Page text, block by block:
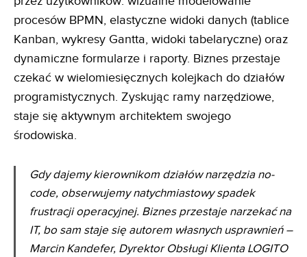
procesów BPMN, elastyczne widoki danych (tablice
Kanban, wykresy Gantta, widoki tabelaryczne) oraz
dynamiczne formularze i raporty. Biznes przestaje
czekać w wielomiesięcznych kolejkach do działów
programistycznych. Zyskując ramy narzędziowe,
staje się aktywnym architektem swojego
środowiska.
Gdy dajemy kierownikom działów narzędzia no-
code, obserwujemy natychmiastowy spadek
frustracji operacyjnej. Biznes przestaje narzekać na
IT, bo sam staje się autorem własnych usprawnień–
Marcin Kandefer, Dyrektor Obsługi Klienta LOGITO